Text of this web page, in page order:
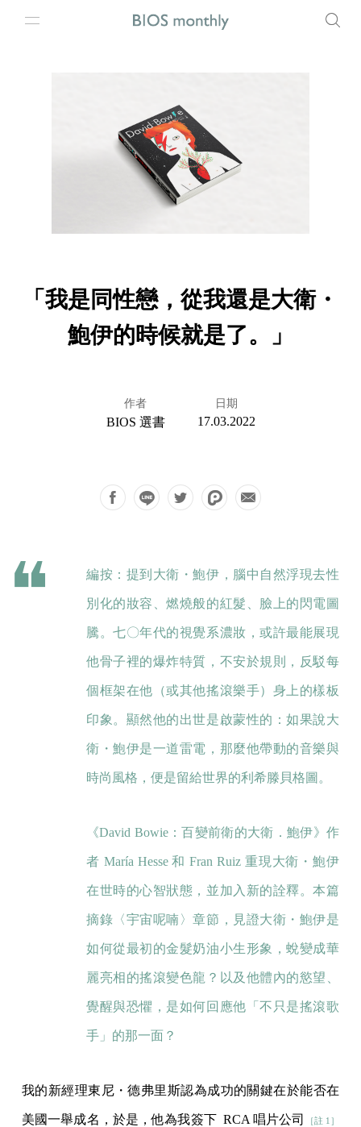
「我是同性戀，從我還是大衛・
鮑伊的時候就是了。」
作者
BIOS 選書
日期
17.03.2022
編按：提到大衛・鮑伊，腦中自然浮現去性
別化的妝容、燃燒般的紅髮、臉上的閃電圖
騰。七〇年代的視覺系濃妝，或許最能展現
他骨子裡的爆炸特質，不安於規則，反駁每
個框架在他（或其他搖滾樂手）身上的樣板
印象。顯然他的出世是啟蒙性的：如果說大
衛・鮑伊是一道雷電，那麼他帶動的音樂與
時尚風格，便是留給世界的利希滕貝格圖。
《David Bowie：百變前衛的大衛．鮑伊》作
者 María Hesse 和 Fran Ruiz 重現大衛・鮑伊
在世時的心智狀態，並加入新的詮釋。本篇
摘錄〈宇宙呢喃〉章節，見證大衛・鮑伊是
如何從最初的金髮奶油小生形象，蛻變成華
麗亮相的搖滾變色龍？以及他體內的慾望、
覺醒與恐懼，是如何回應他「不只是搖滾歌
手」的那一面？
我的新經理東尼・德弗里斯認為成功的關鍵在於能否在
美國一舉成名，於是，他為我簽下 RCA 唱片公司 ［註 1］